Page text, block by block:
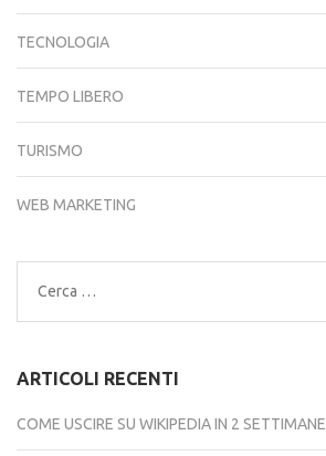
TECNOLOGIA
TEMPO LIBERO
TURISMO
WEB MARKETING
Ricerca
per:
ARTICOLI RECENTI
COME USCIRE SU WIKIPEDIA IN 2 SETTIMANE